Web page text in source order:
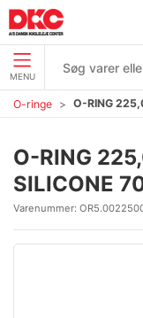
MENU
O-ringe O-RING
O-RING
SILICONE
Varenummer: